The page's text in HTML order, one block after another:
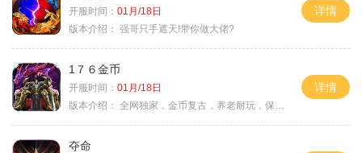
开服时间： 01月/18日
版本介绍： 强哥只手遮天!带你做大佬?
详情
1７６金币
开服时间： 01月/18日
版本介绍： 全网独家，金币复古，养老耐玩，保底回収
详情
夺命